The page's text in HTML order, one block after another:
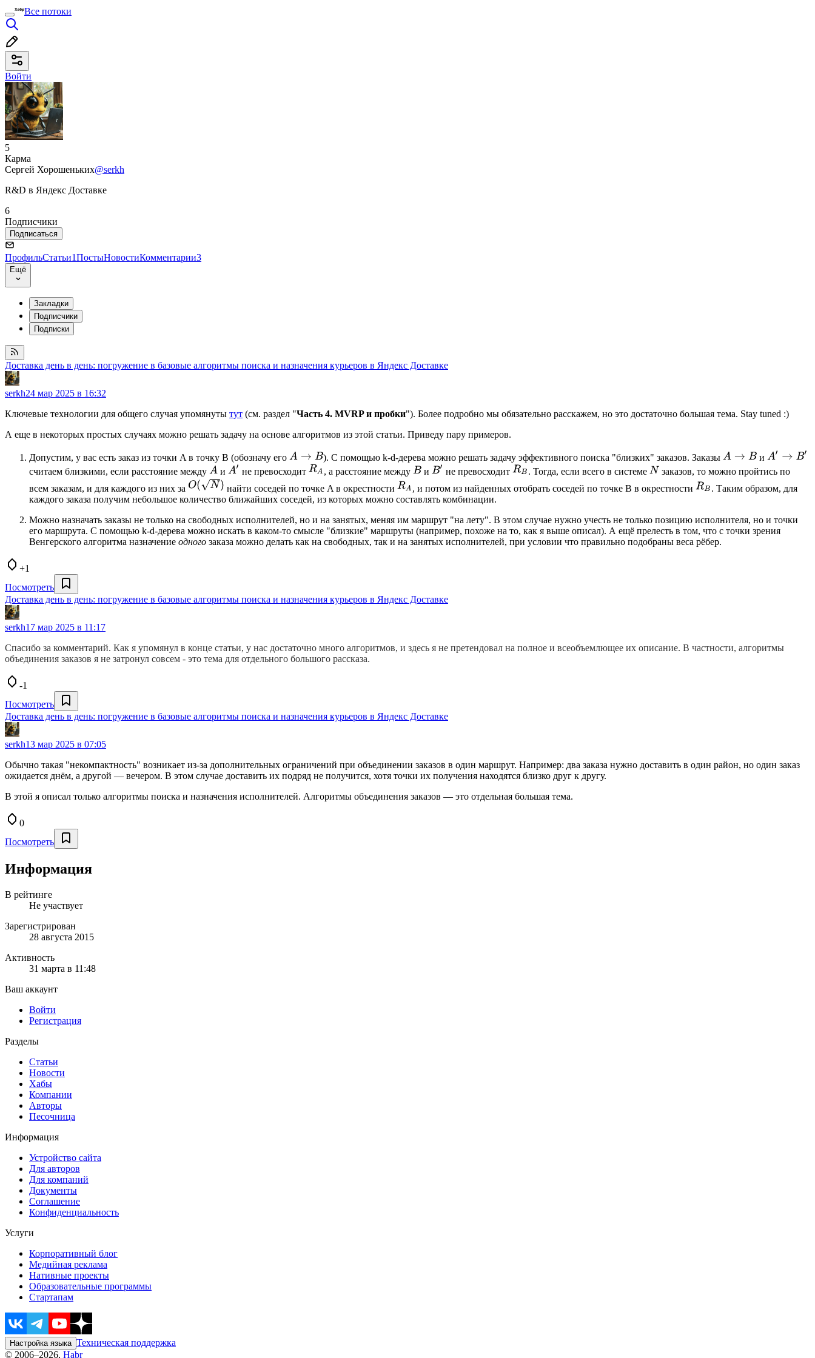
Все потоки
Войти
5
Карма
Сергей Хорошеньких@serkh
R&D в Яндекс Доставке
6
Подписчики
Подписаться
ПрофильСтатьи1ПостыНовостиКомментарии3
Ещё
Закладки
Подписчики
Подписки
Доставка день в день: погружение в базовые алгоритмы поиска и назначения курьеров в Яндекс Доставке
serkh24 мар 2025 в 16:32
Ключевые технологии для общего случая упомянуты тут (см. раздел "Часть 4. MVRP и пробки"). Более подробно мы обязательно расскажем, но это достаточно большая тема. Stay tuned :)
А еще в некоторых простых случаях можно решать задачу на основе алгоритмов из этой статьи. Приведу пару примеров.
Допустим, у вас есть заказ из точки A в точку B (обозначу его ). С помощью k-d-дерева можно решать задачу эффективного поиска "близких" заказов. Заказы
и
считаем близкими, если расстояние между
и не превосходит , а расстояние между и не превосходит . Тогда, если всего в системе
заказов, то можно пройтись по
всем заказам, и для каждого из них за
найти соседей по точке A в окрестности , и потом из найденных отобрать соседей по точке B в окрестности
. Таким образом, для
каждого заказа получим небольшое количество ближайших соседей, из которых можно составлять комбинации.
Можно назначать заказы не только на свободных исполнителей, но и на занятых, меняя им маршрут "на лету". В этом случае нужно учесть не только позицию исполнителя, но и точки
его маршрута. С помощью k-d-дерева можно искать в каком-то смысле "близкие" маршруты (например, похоже на то, как я выше описал). А ещё прелесть в том, что с точки зрения
Венгерского алгоритма назначение одного заказа можно делать как на свободных, так и на занятых исполнителей, при условии что правильно подобраны веса рёбер.
+1
Посмотреть
Доставка день в день: погружение в базовые алгоритмы поиска и назначения курьеров в Яндекс Доставке
serkh17 мар 2025 в 11:17
Спасибо за комментарий. Как я упомянул в конце статьи, у нас достаточно много алгоритмов, и здесь я не претендовал на полное и всеобъемлющее их описание. В частности, алгоритмы
объединения заказов я не затронул совсем - это тема для отдельного большого рассказа.
-1
Посмотреть
Доставка день в день: погружение в базовые алгоритмы поиска и назначения курьеров в Яндекс Доставке
serkh13 мар 2025 в 07:05
Обычно такая "некомпактность" возникает из-за дополнительных ограничений при объединении заказов в один маршрут. Например: два заказа нужно доставить в один район, но один заказ
ожидается днём, а другой — вечером. В этом случае доставить их подряд не получится, хотя точки их получения находятся близко друг к другу.
В этой я описал только алгоритмы поиска и назначения исполнителей. Алгоритмы объединения заказов — это отдельная большая тема.
0
Посмотреть
Информация
В рейтинге
Не участвует
Зарегистрирован
28 августа 2015
Активность
31 марта в 11:48
Ваш аккаунт
Войти
Регистрация
Разделы
Статьи
Новости
Хабы
Компании
Авторы
Песочница
Информация
Устройство сайта
Для авторов
Для компаний
Документы
Соглашение
Конфиденциальность
Услуги
Корпоративный блог
Медийная реклама
Нативные проекты
Образовательные программы
Стартапам
Настройка языка Техническая поддержка
© 2006–2026, Habr